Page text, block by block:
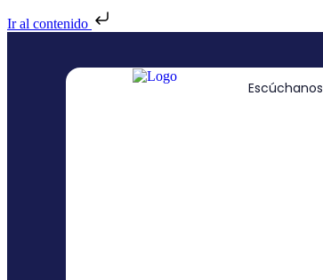
Ir al contenido
Escúchanos